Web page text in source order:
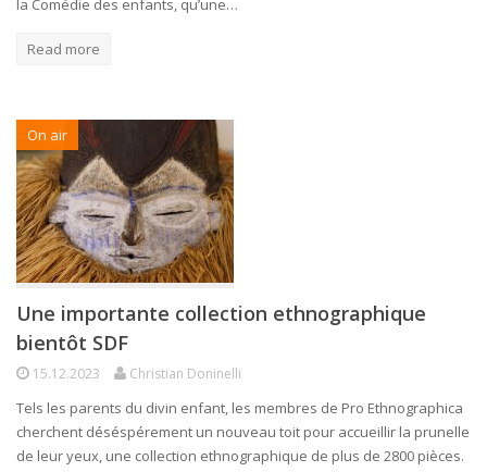
la Comédie des enfants, qu’une…
Read more
On air
Une importante collection ethnographique
bientôt SDF
15.12.2023 Christian Doninelli
Tels les parents du divin enfant, les membres de Pro Ethnographica
cherchent déséspérement un nouveau toit pour accueillir la prunelle
de leur yeux, une collection ethnographique de plus de 2800 pièces.